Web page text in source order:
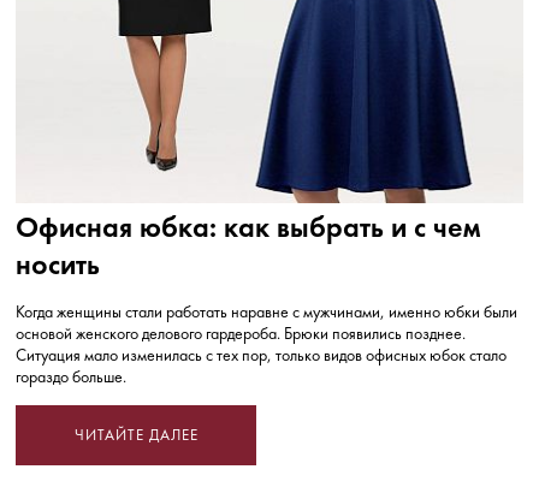
Офисная юбка: как выбрать и с чем
носить
Когда женщины стали работать наравне с мужчинами, именно юбки были
основой женского делового гардероба. Брюки появились позднее.
Ситуация мало изменилась с тех пор, только видов офисных юбок стало
гораздо больше.
ЧИТАЙТЕ ДАЛЕЕ